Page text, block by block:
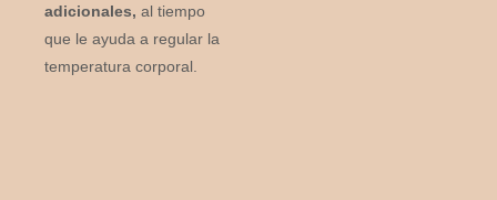
adicionales, al tiempo
que le ayuda a regular la
temperatura corporal.